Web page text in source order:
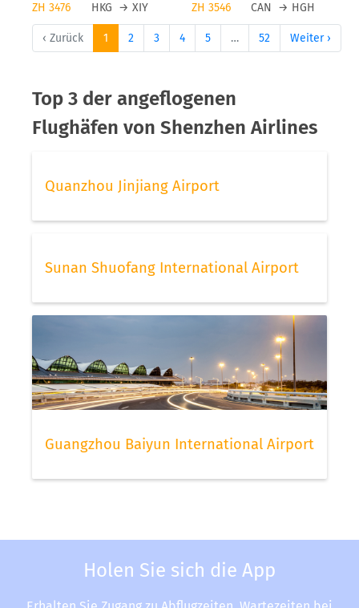
ZH 3476
HKG → XIY ZH 3546 CAN → HGH
‹ Zurück 1 2 3 4 5 … 52 Weiter ›
Top 3 der angeflogenen
Flughäfen von Shenzhen Airlines
Quanzhou Jinjiang Airport
Sunan Shuofang International Airport
Guangzhou Baiyun International Airport
Holen Sie sich die App